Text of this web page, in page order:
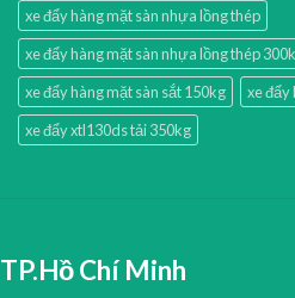
xe đẩy hàng mặt sàn nhựa lồng thép
xe đẩy hàng mặt sàn nhựa lồng thép
xe đẩy hàng mặt sàn sắt 150kg
xe đẩy
xe đẩy xtl130ds tải 350kg
TP.Hồ Chí Minh